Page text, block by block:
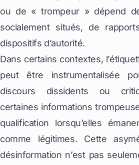
ou de « trompeur » dépend
socialement situés, de
dispositifs d’autorité.
Dans certains contextes,
peut être instrumentalisée
discours dissidents ou
certaines informations
qualification lorsqu’elles
comme légitimes. Cette
désinformation n’est pas